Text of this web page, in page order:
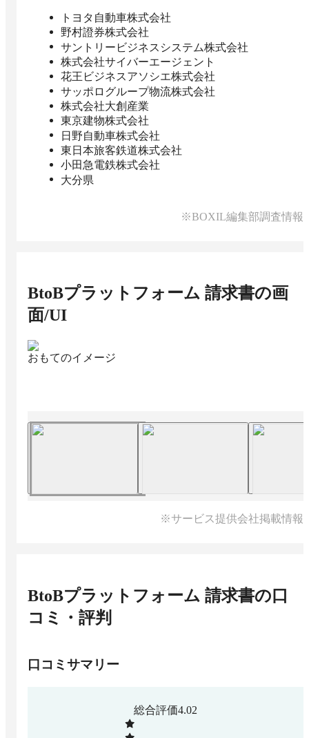
トヨタ自動車株式会社
野村證券株式会社
サントリービジネスシステム株式会社
株式会社サイバーエージェント
花王ビジネスアソシエ株式会社
サッポログループ物流株式会社
株式会社大創産業
東京建物株式会社
日野自動車株式会社
東日本旅客鉄道株式会社
小田急電鉄株式会社
大分県
※BOXIL編集部調査情報
BtoBプラットフォーム 請求書の画
面/UI
おもてのイメージ
※サービス提供会社掲載情報
BtoBプラットフォーム 請求書の口
コミ・評判
口コミサマリー
総合評価4.02